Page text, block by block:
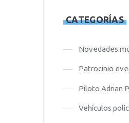
CATEGORÍAS
Novedades
Patrocinio
Piloto Adrian
Vehículos